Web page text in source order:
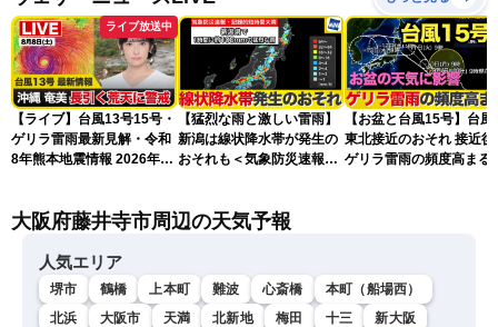
ライブ放送中
【ライブ】台風13号15号・
ゲリラ雷雨最新見解・令和
8年熊本地震情報 2026年8
愛梨／芳野達郎〉最新天気
【猛烈な雨と激しい雷雨】
新潟は線状降水帯が発生の
おそれも＜気象防災速報・
【お盆と台風15号】台風
東北接近のおそれ 接近後
ゲリラ雷雨の頻度高まる
大阪府藤井寺市周辺の天気予報
人気エリア
堺市 鶴橋 上本町 難波 心斎橋
本町（船場西）
北浜
大阪市 天満 北新地 梅田 十三
新大阪